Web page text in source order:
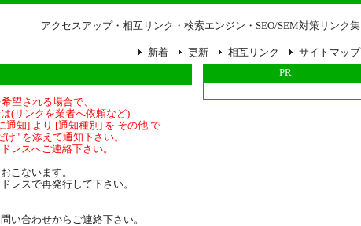
アクセスアップ・相互リンク・検索エンジン・SEO/SEM対策リンク集
サイトマップ
相互リンク
更新
新着
PR
望される場合で、
(リンクを業者へ依頼など)
通知] より [通知種別] を その他 で
" を添えて通知下さい。
レスへご連絡下さい。
こないます。
レスで再発行して下さい。
い合わせからご連絡下さい。